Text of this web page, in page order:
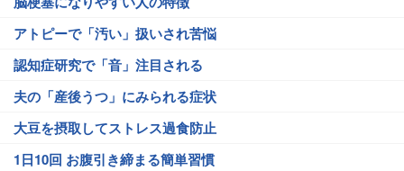
アトピーで「汚い」扱いされ苦悩
認知症研究で「音」注目される
夫の「産後うつ」にみられる症状
大豆を摂取してストレス過食防止
1日10回 お腹引き締まる簡単習慣